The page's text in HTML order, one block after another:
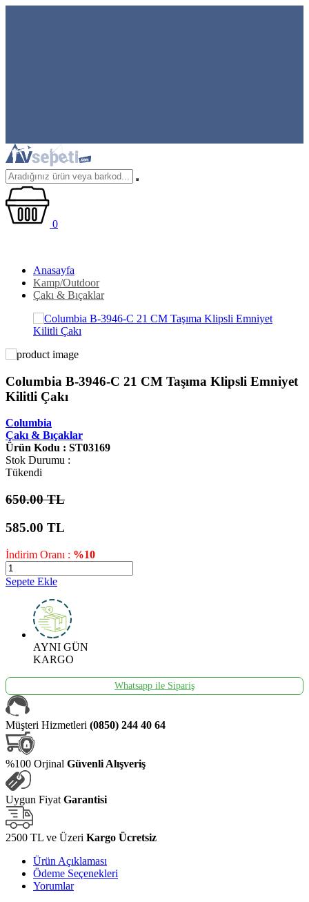
0
Anasayfa
Kamp/Outdoor
Çakı & Bıçaklar
Columbia B-3946-C 21 CM Taşıma Klipsli Emniyet
Kilitli Çakı
Columbia
Çakı & Bıçaklar
Ürün Kodu : ST03169
Stok Durumu :
Tükendi
650.00 TL
585.00 TL
İndirim Oranı : %10
Sepete Ekle
AYNI GÜN
KARGO
Whatsapp ile Sipariş
Müşteri Hizmetleri (0850) 244 40 64
%100 Orjinal Güvenli Alışveriş
Uygun Fiyat Garantisi
2500 TL ve Üzeri Kargo Ücretsiz
Ürün Açıklaması
Ödeme Seçenekleri
Yorumlar